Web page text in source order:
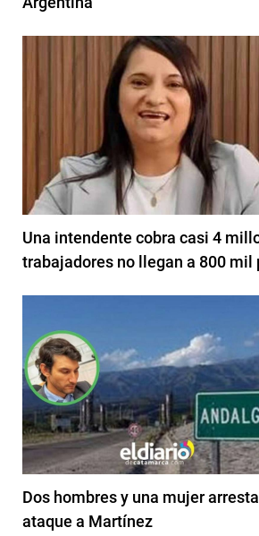
Una intendente cobra casi 4
trabajadores no llegan a 800 mil
Dos hombres y una mujer
ataque a Martínez